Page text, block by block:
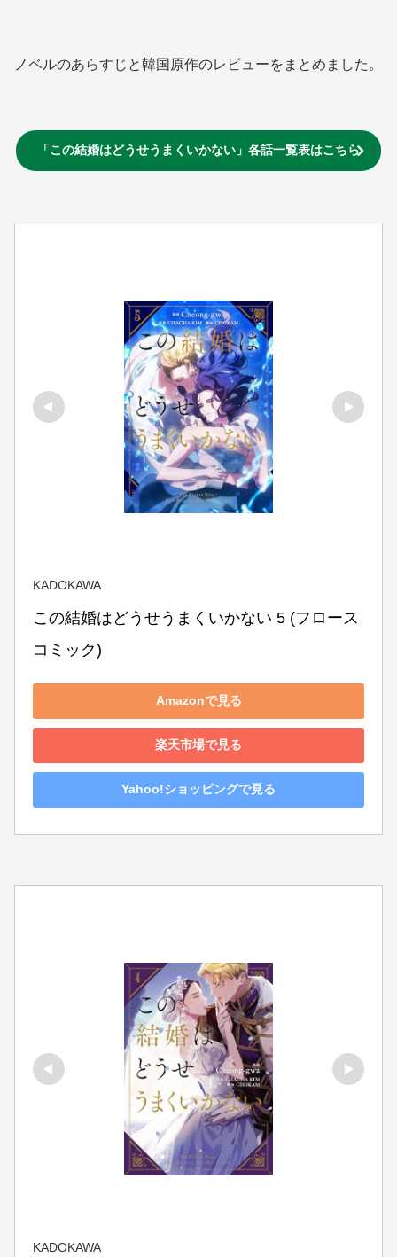
ノベルのあらすじと韓国原作のレビューをまとめました。
「この結婚はどうせうまくいかない」各話一覧表はこちら
KADOKAWA
この結婚はどうせうまくいかない 5 (フロース
コミック)
Amazonで見る
楽天市場で見る
Yahoo!ショッピングで見る
KADOKAWA